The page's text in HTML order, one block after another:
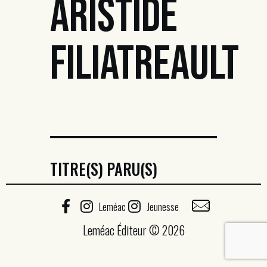
ARISTIDE
FILIATREAULT
TITRE(S) PARU(S)
Leméac Jeunesse
Leméac Éditeur © 2026